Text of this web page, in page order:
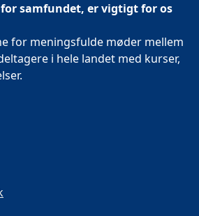
samfundet, er vigtigt for os
for meningsfulde møder mellem
i hele landet med kurser,